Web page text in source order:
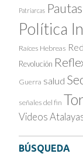
Patriarcas
Política
Raíces Hebreas
Revolución
Guerra salud
señales del fin
Videos
BÚSQUEDA